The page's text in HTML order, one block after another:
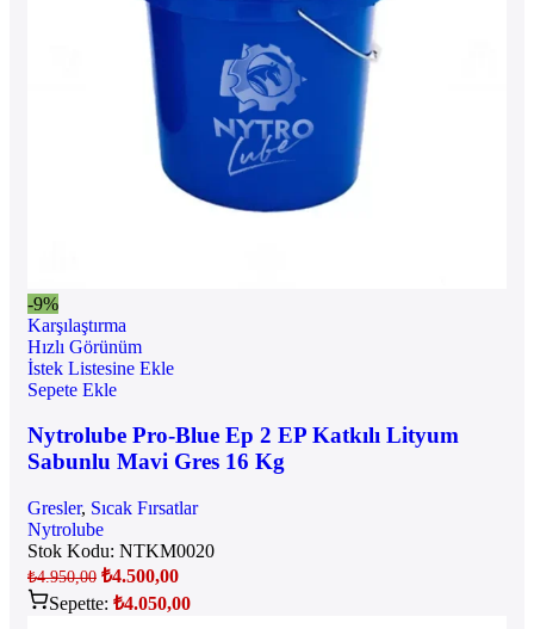
-9%
Karşılaştırma
Hızlı Görünüm
İstek Listesine Ekle
Sepete Ekle
Nytrolube Pro-Blue Ep 2 EP Katkılı Lityum
Sabunlu Mavi Gres 16 Kg
Gresler, Sıcak Fırsatlar
Nytrolube
Stok Kodu: NTKM0020
₺4.950,00 ₺4.500,00
Sepette: ₺4.050,00